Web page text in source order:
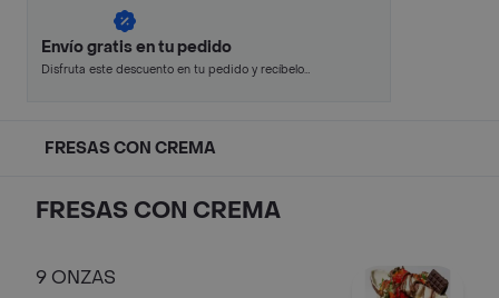
Envío gratis en tu pedido
Disfruta este descuento en tu pedido y recíbelo
FRESAS CON CREMA
FRESAS CON CREMA
9 ONZAS